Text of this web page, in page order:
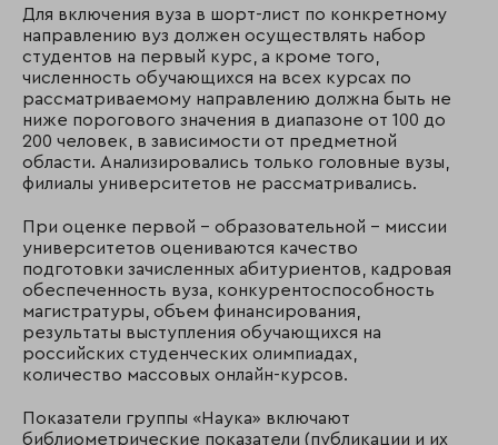
Для включения вуза в шорт-лист по конкретному
направлению вуз должен осуществлять набор
студентов на первый курс, а кроме того,
численность обучающихся на всех курсах по
рассматриваемому направлению должна быть не
ниже порогового значения в диапазоне от 100 до
200 человек, в зависимости от предметной
области. Анализировались только головные вузы,
филиалы университетов не рассматривались.
При оценке первой – образовательной – миссии
университетов оцениваются качество
подготовки зачисленных абитуриентов, кадровая
обеспеченность вуза, конкурентоспособность
магистратуры, объем финансирования,
результаты выступления обучающихся на
российских студенческих олимпиадах,
количество массовых онлайн-курсов.
Показатели группы «Наука» включают
библиометрические показатели (публикации и их